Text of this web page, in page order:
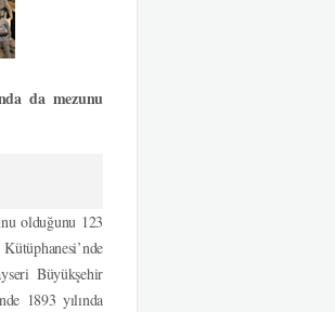
da mezunu
olduğunu 123
Büyükşehir
1893 yılında